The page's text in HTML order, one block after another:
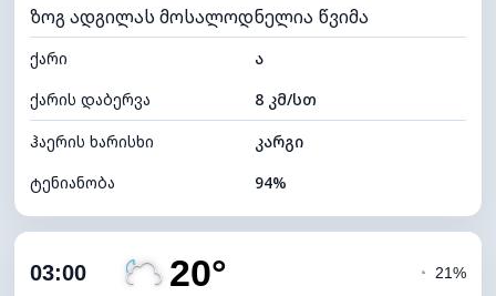
ხილვადობა
10 კმ
განათების ინდექსი 0 (ბნელი)
ღრუბლის სიმაღლე 9040 მ
ზოგ ადგილას მოსალოდნელია წვიმა
ქარი
ა
ქარის დაბერვა
8 კმ/სთ
ჰაერის ხარისხი
კარგი
ტენიანობა
94%
ღრუბლიანობა
03:00 20° ◔ 21%